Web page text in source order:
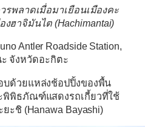
พลาดเมื่อมาเยือนเมืองคะ
งฮาจิมันไต (Hachimantai)
Antler Roadside Station,
จังหวัดอะกิตะ
ด้วยแหล่งช้อปปิ้งของพื้น
พิพิธภัณฑ์แสดงรถเกี้ยวที่ใช้
ะชิ (Hanawa Bayashi)